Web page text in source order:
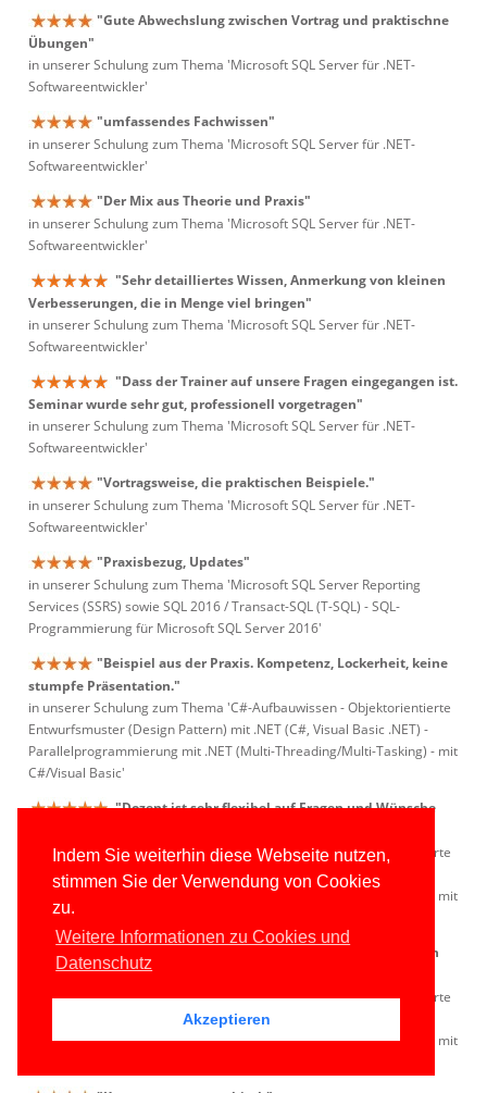
Indem Sie weiterhin diese Webseite nutzen,
stimmen Sie der Verwendung von Cookies
zu.
Weitere Informationen zu Cookies und
Datenschutz
Akzeptieren
"Gute Abwechslung zwischen Vortrag und praktischne
Übungen"
in unserer Schulung zum Thema 'Microsoft SQL Server für .NET-
Softwareentwickler'
"umfassendes Fachwissen"
in unserer Schulung zum Thema 'Microsoft SQL Server für .NET-
Softwareentwickler'
"Der Mix aus Theorie und Praxis"
in unserer Schulung zum Thema 'Microsoft SQL Server für .NET-
Softwareentwickler'
"Sehr detailliertes Wissen, Anmerkung von kleinen
Verbesserungen, die in Menge viel bringen"
in unserer Schulung zum Thema 'Microsoft SQL Server für .NET-
Softwareentwickler'
"Dass der Trainer auf unsere Fragen eingegangen ist.
Seminar wurde sehr gut, professionell vorgetragen"
in unserer Schulung zum Thema 'Microsoft SQL Server für .NET-
Softwareentwickler'
"Vortragsweise, die praktischen Beispiele."
in unserer Schulung zum Thema 'Microsoft SQL Server für .NET-
Softwareentwickler'
"Praxisbezug, Updates"
in unserer Schulung zum Thema 'Microsoft SQL Server Reporting
Services (SSRS) sowie SQL 2016 / Transact-SQL (T-SQL) - SQL-
Programmierung für Microsoft SQL Server 2016'
"Beispiel aus der Praxis. Kompetenz, Lockerheit, keine
stumpfe Präsentation."
in unserer Schulung zum Thema 'C#-Aufbauwissen - Objektorientierte
Entwurfsmuster (Design Pattern) mit .NET (C#, Visual Basic .NET) -
Parallelprogrammierung mit .NET (Multi-Threading/Multi-Tasking) - mit
C#/Visual Basic'
"Dozent ist sehr flexibel auf Fragen und Wünsche
in unserer Schulung zum Thema 'C#-Aufbauwissen - Objektorientierte
Entwurfsmuster (Design Pattern) mit .NET (C#, Visual Basic .NET) -
Parallelprogrammierung mit .NET (Multi-Threading/Multi-Tasking) - mit
C#/Visual Basic'
"Herr Kansy ist sehr individuell auf unsere Fragen
und Probleme eingegangen."
in unserer Schulung zum Thema 'C#-Aufbauwissen - Objektorientierte
Entwurfsmuster (Design Pattern) mit .NET (C#, Visual Basic .NET) -
Parallelprogrammierung mit .NET (Multi-Threading/Multi-Tasking) - mit